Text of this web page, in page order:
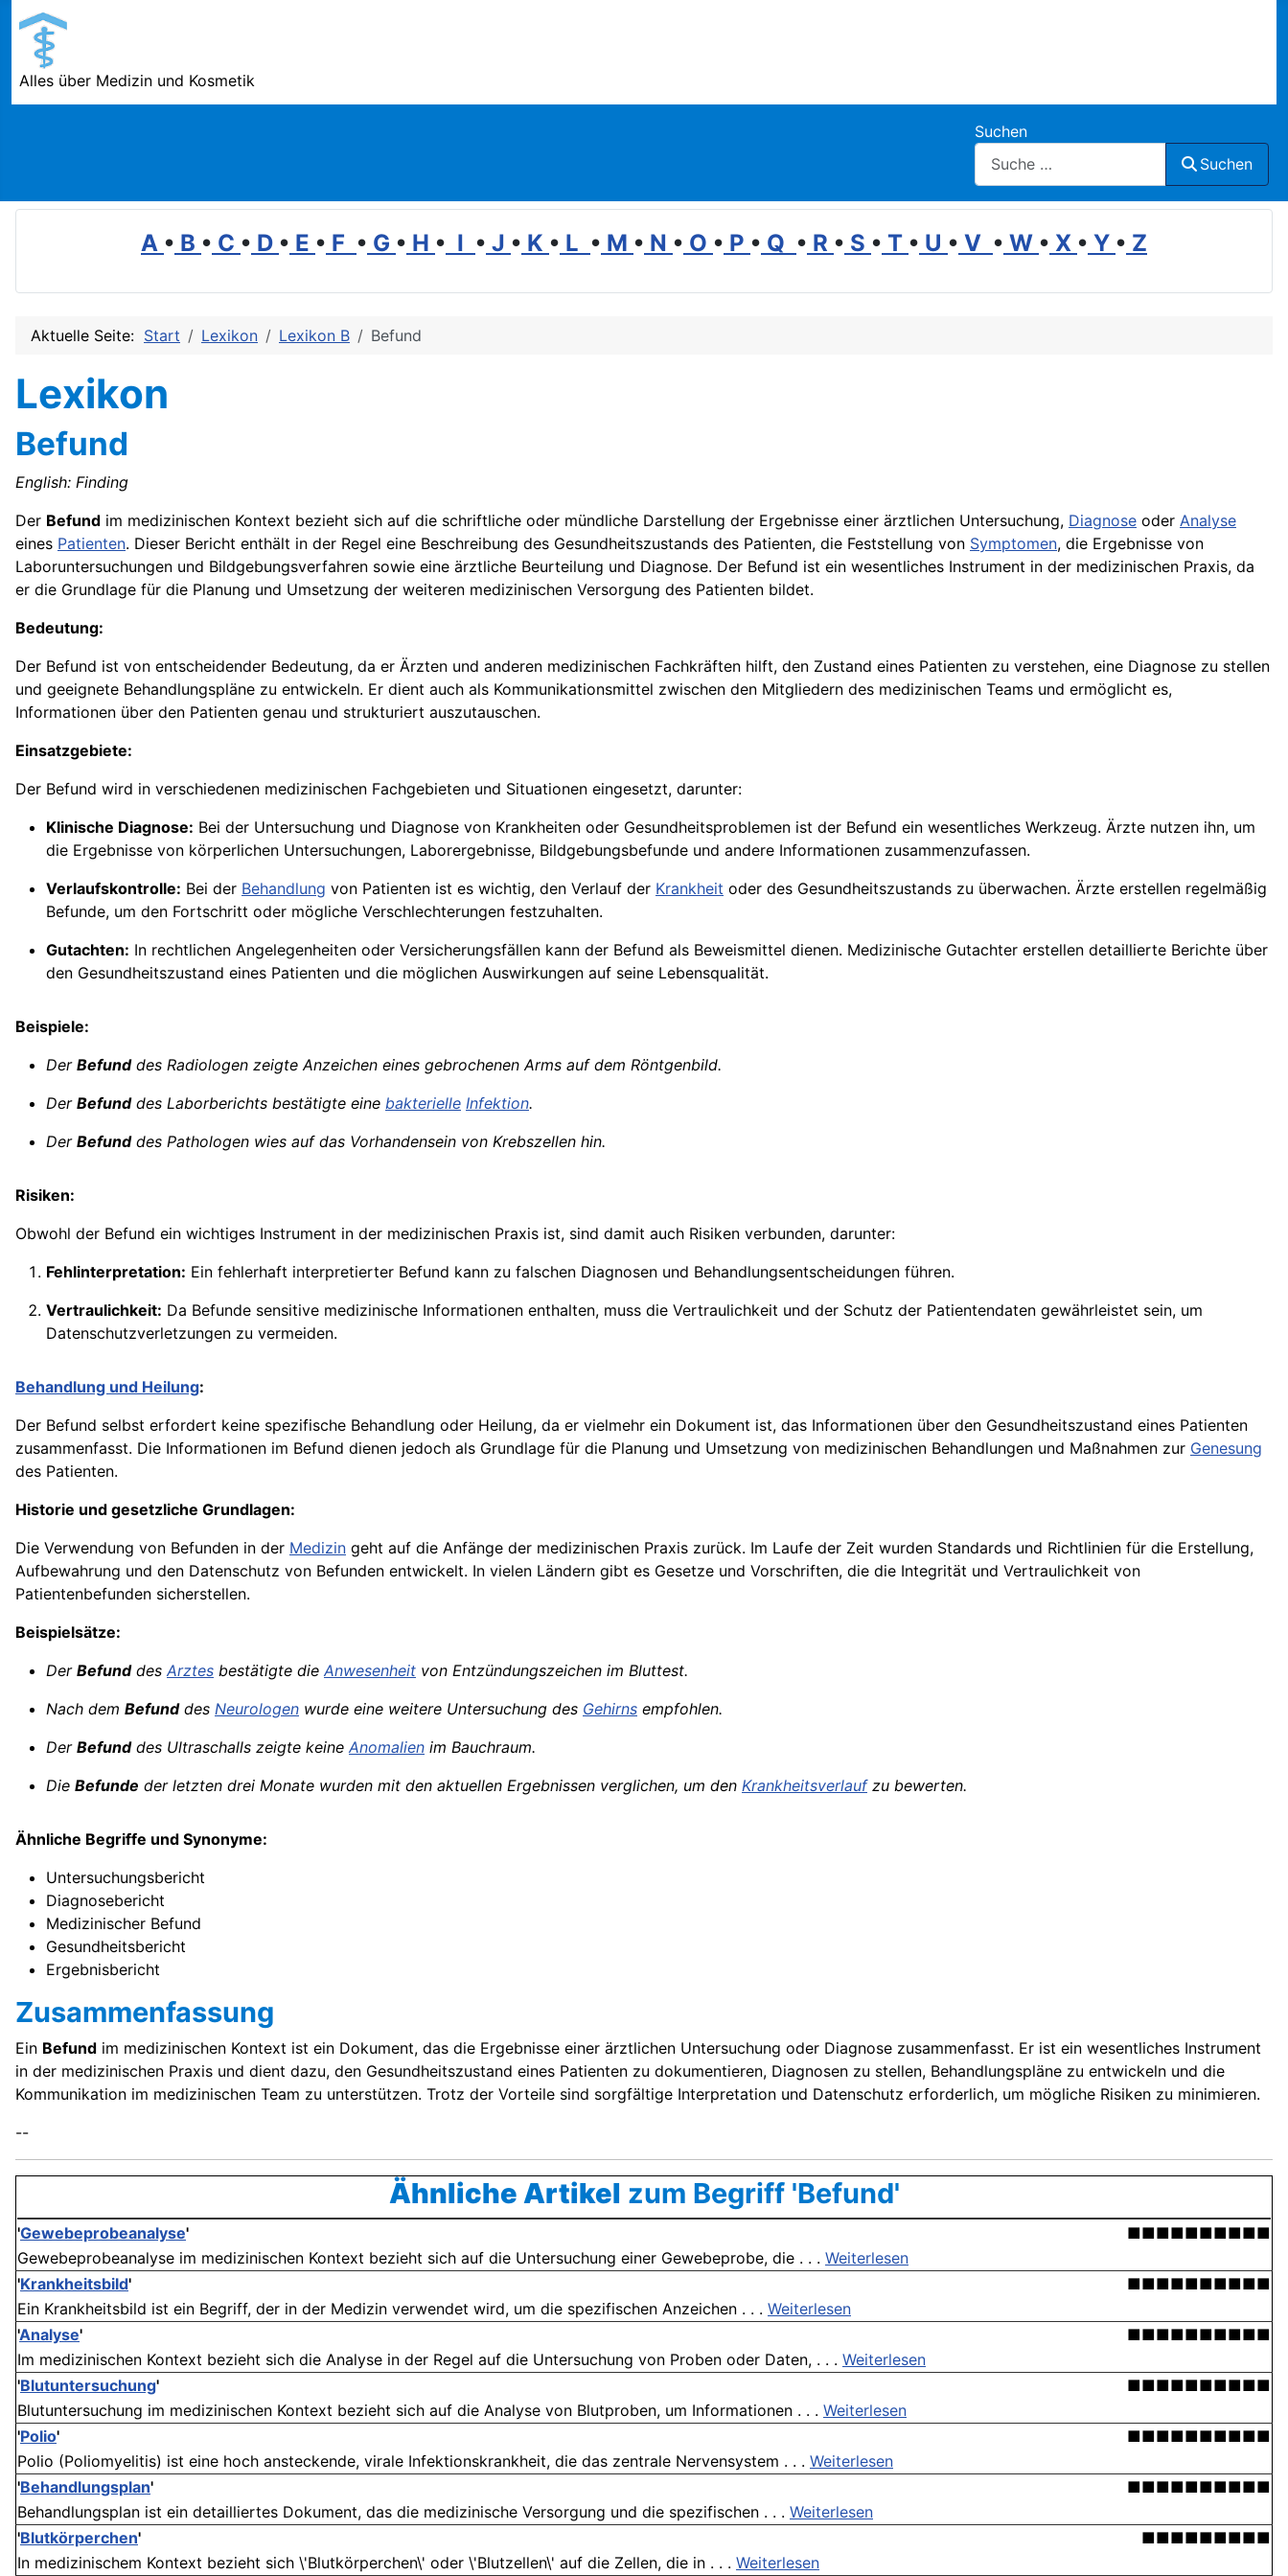
Alles über Medizin und Kosmetik
Suchen
Suchen
A • B • C • D • E • F • G • H • I • J • K • L • M • N • O • P • Q • R • S • T • U • V • W • X • Y • Z
Aktuelle Seite: Start Lexikon Lexikon B Befund
Lexikon
Befund
English: Finding
Der Befund im medizinischen Kontext bezieht sich auf die schriftliche oder mündliche Darstellung der Ergebnisse einer ärztlichen Untersuchung, Diagnose oder Analyse
eines Patienten. Dieser Bericht enthält in der Regel eine Beschreibung des Gesundheitszustands des Patienten, die Feststellung von Symptomen, die Ergebnisse von
Laboruntersuchungen und Bildgebungsverfahren sowie eine ärztliche Beurteilung und Diagnose. Der Befund ist ein wesentliches Instrument in der medizinischen Praxis, da
er die Grundlage für die Planung und Umsetzung der weiteren medizinischen Versorgung des Patienten bildet.
Bedeutung:
Der Befund ist von entscheidender Bedeutung, da er Ärzten und anderen medizinischen Fachkräften hilft, den Zustand eines Patienten zu verstehen, eine Diagnose zu stellen
und geeignete Behandlungspläne zu entwickeln. Er dient auch als Kommunikationsmittel zwischen den Mitgliedern des medizinischen Teams und ermöglicht es,
Informationen über den Patienten genau und strukturiert auszutauschen.
Einsatzgebiete:
Der Befund wird in verschiedenen medizinischen Fachgebieten und Situationen eingesetzt, darunter:
Klinische Diagnose: Bei der Untersuchung und Diagnose von Krankheiten oder Gesundheitsproblemen ist der Befund ein wesentliches Werkzeug. Ärzte nutzen ihn, um
die Ergebnisse von körperlichen Untersuchungen, Laborergebnisse, Bildgebungsbefunde und andere Informationen zusammenzufassen.
Verlaufskontrolle: Bei der Behandlung von Patienten ist es wichtig, den Verlauf der Krankheit oder des Gesundheitszustands zu überwachen. Ärzte erstellen regelmäßig
Befunde, um den Fortschritt oder mögliche Verschlechterungen festzuhalten.
Gutachten: In rechtlichen Angelegenheiten oder Versicherungsfällen kann der Befund als Beweismittel dienen. Medizinische Gutachter erstellen detaillierte Berichte über
den Gesundheitszustand eines Patienten und die möglichen Auswirkungen auf seine Lebensqualität.
Beispiele:
Der Befunddes Radiologen zeigte Anzeichen eines gebrochenen Arms auf dem Röntgenbild.
Der Befunddes Laborberichts bestätigte eine bakterielle Infektion.
Der Befunddes Pathologen wies auf das Vorhandensein von Krebszellen hin.
Risiken:
Obwohl der Befund ein wichtiges Instrument in der medizinischen Praxis ist, sind damit auch Risiken verbunden, darunter:
Fehlinterpretation: Ein fehlerhaft interpretierter Befund kann zu falschen Diagnosen und Behandlungsentscheidungen führen.
Vertraulichkeit: Da Befunde sensitive medizinische Informationen enthalten, muss die Vertraulichkeit und der Schutz der Patientendaten gewährleistet sein, um
Datenschutzverletzungen zu vermeiden.
Behandlung und Heilung:
Der Befund selbst erfordert keine spezifische Behandlung oder Heilung, da er vielmehr ein Dokument ist, das Informationen über den Gesundheitszustand eines Patienten
zusammenfasst. Die Informationen im Befund dienen jedoch als Grundlage für die Planung und Umsetzung von medizinischen Behandlungen und Maßnahmen zur Genesung
des Patienten.
Historie und gesetzliche Grundlagen:
Die Verwendung von Befunden in der Medizin geht auf die Anfänge der medizinischen Praxis zurück. Im Laufe der Zeit wurden Standards und Richtlinien für die Erstellung,
Aufbewahrung und den Datenschutz von Befunden entwickelt. In vielen Ländern gibt es Gesetze und Vorschriften, die die Integrität und Vertraulichkeit von
Patientenbefunden sicherstellen.
Beispielsätze:
Der Befunddes Arztes bestätigte die Anwesenheit von Entzündungszeichen im Bluttest.
Nach dem Befunddes Neurologen wurde eine weitere Untersuchung des Gehirns empfohlen.
Der Befunddes Ultraschalls zeigte keine Anomalien im Bauchraum.
Die Befunde der letzten drei Monate wurden mit den aktuellen Ergebnissen verglichen, um den Krankheitsverlaufzu bewerten.
Ähnliche Begriffe und Synonyme:
Untersuchungsbericht
Diagnosebericht
Medizinischer Befund
Gesundheitsbericht
Ergebnisbericht
Zusammenfassung
Ein Befund im medizinischen Kontext ist ein Dokument, das die Ergebnisse einer ärztlichen Untersuchung oder Diagnose zusammenfasst. Er ist ein wesentliches Instrument
in der medizinischen Praxis und dient dazu, den Gesundheitszustand eines Patienten zu dokumentieren, Diagnosen zu stellen, Behandlungspläne zu entwickeln und die
Kommunikation im medizinischen Team zu unterstützen. Trotz der Vorteile sind sorgfältige Interpretation und Datenschutz erforderlich, um mögliche Risiken zu minimieren.
--
Ähnliche Artikel zum Begriff 'Befund'
'Gewebeprobeanalyse'
■■■■■■■■■■
Gewebeprobeanalyse im medizinischen Kontext bezieht sich auf die Untersuchung einer Gewebeprobe, die . . . Weiterlesen
'Krankheitsbild'
■■■■■■■■■■
Ein Krankheitsbild ist ein Begriff, der in der Medizin verwendet wird, um die spezifischen Anzeichen . . . Weiterlesen
'Analyse'
■■■■■■■■■■
Im medizinischen Kontext bezieht sich die Analyse in der Regel auf die Untersuchung von Proben oder Daten, . . . Weiterlesen
'Blutuntersuchung'
■■■■■■■■■■
Blutuntersuchung im medizinischen Kontext bezieht sich auf die Analyse von Blutproben, um Informationen . . . Weiterlesen
'Polio'
■■■■■■■■■■
Polio (Poliomyelitis) ist eine hoch ansteckende, virale Infektionskrankheit, die das zentrale Nervensystem . . . Weiterlesen
'Behandlungsplan'
■■■■■■■■■■
Behandlungsplan ist ein detailliertes Dokument, das die medizinische Versorgung und die spezifischen . . . Weiterlesen
'Blutkörperchen'
■■■■■■■■■
In medizinischem Kontext bezieht sich \'Blutkörperchen\' oder \'Blutzellen\' auf die Zellen, die in . . . Weiterlesen